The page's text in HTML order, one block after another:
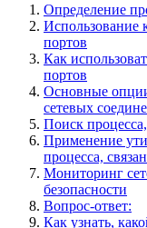
Определение
Использование
портов
Как
портов
Основные
сетевых
Поиск
Применение
процесса,
Мониторинг
безопасности
Вопрос-ответ:
Как узнать,